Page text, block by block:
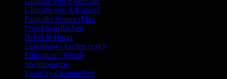
Ultimate von Advanced
Pangolin ScannerMax
Projektionsflächen
Nebel & Hazer
Lasershows kaufen (ext.)
Education / Schule
Spektrometrie
Laserray-Lichtquellen